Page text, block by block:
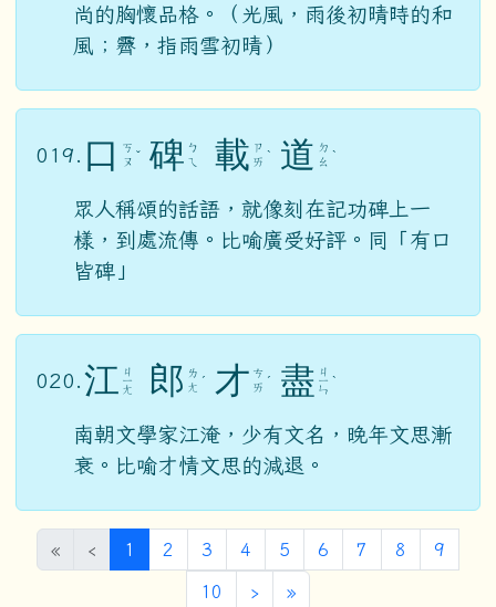
尚的胸懷品格。（光風，雨後初晴時的和
風；霽，指雨雪初晴）
019. 口
ㄎ
ㄡ ˇ 碑 ㄅ
ㄟ
載 ㄗ
ㄞ ˋ 道 ㄉ
ㄠ ˋ
眾人稱頌的話語，就像刻在記功碑上一
樣，到處流傳。比喻廣受好評。同「有口
皆碑」
020. 江 ㄐ
ㄧ
ㄤ 郎 ㄌ
ㄤ ˊ 才 ㄘ
ㄞ ˊ 盡 ㄐ
ㄧ
ㄣ
ˋ
南朝文學家江淹，少有文名，晚年文思漸
衰。比喻才情文思的減退。
« ‹ 1 (目前頁次)
2 3 4 5 6 7 8 9
10 ›下一頁
»最後頁